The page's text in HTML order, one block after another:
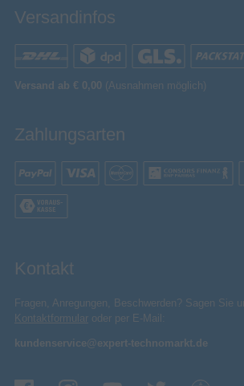
Sonstiges
Artikelnummer 15088728452
Herstellerartikelnummer CAMERALENSIPH17
Versandinfos
Versand ab € 0,00 (Ausnahmen möglich)
Zahlungsarten
Kontakt
Fragen, Anregungen, Beschwerden? Sagen Sie
Kontaktformular oder per E-Mail:
kundenservice@expert-technomarkt.de